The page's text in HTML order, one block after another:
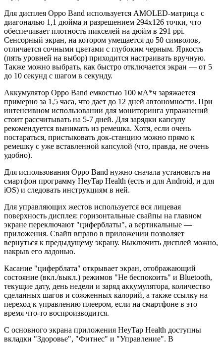
Для дисплея Oppo Band используется AMOLED-матрица с
диагональю 1,1 дюйма и разрешением 294x126 точки, что
обеспечивает плотность пикселей на дюйм в 291 ppi.
Сенсорный экран, на котором умещается до 50 символов,
отличается сочными цветами с глубоким черным. Яркость
(пять уровней на выбор) приходится настраивать вручную.
Также можно выбрать, как быстро отключается экран — от 5
до 10 секунд с шагом в секунду.
Аккумулятор Oppo Band емкостью 100 мА*ч заряжается
примерно за 1,5 часа, что дает до 12 дней автономности. При
интенсивном использовании для мониторинга упражнений
стоит рассчитывать на 5-7 дней. Для зарядки капсулу
рекомендуется вынимать из ремешка. Хотя, если очень
постараться, пристыковать док-станцию можно прямо к
ремешку с уже вставленной капсулой (что, правда, не очень
удобно).
Для использования Oppo Band нужно сначала установить на
смартфон программу HeyTap Health (есть и для Android, и для
iOS) и следовать инструкциям в ней.
Для управляющих жестов используется вся лицевая
поверхность дисплея: горизонтальные свайпы на главном
экране переключают "циферблаты", а вертикальные —
приложения. Свайп вправо в приложении позволяет
вернуться к предыдущему экрану. Выключить дисплей можно,
накрыв его ладонью.
Касание "циферблата" открывает экран, отображающий
состояние (вкл./выкл.) режимов "Не беспокоить" и Bluetooth,
текущие дату, день недели и заряд аккумулятора, количество
сделанных шагов и сожженных калорий, а также ссылку на
переход к управлению плеером, если на смартфоне в это
время что-то воспроизводится.
С основного экрана приложения HeyTap Health доступны
вкладки "Здоровье", "Фитнес" и "Управление". В